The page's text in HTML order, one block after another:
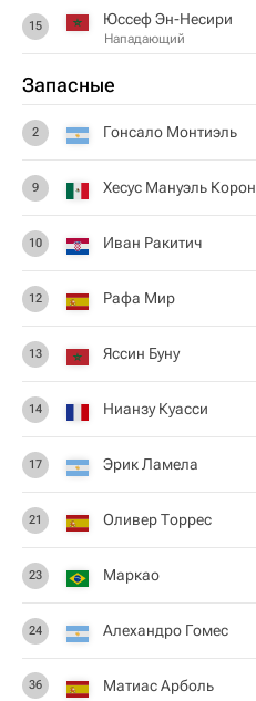
15 Юссеф Эн-Несири
Нападающий
Запасные
2 Гонсало Монтиэль
9 Хесус Мануэль
10 Иван Ракитич
12 Рафа Мир
13 Яссин Буну
14 Нианзу Куасси
17 Эрик Ламела
21 Оливер Торрес
23 Маркао
24 Алехандро Гомес
36 Матиас Арболь